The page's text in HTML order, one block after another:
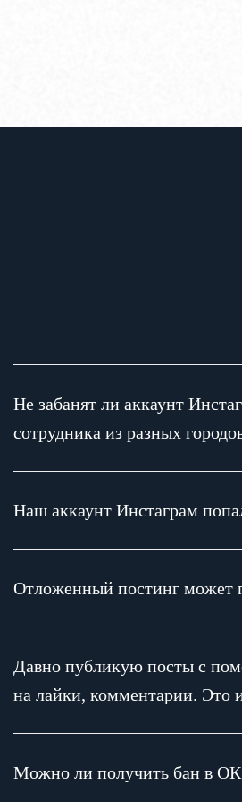
Не забанят ли аккаунт
сотрудника из разных
Наш аккаунт Инстаграм
Отложенный постинг может
Давно публикую посты с
на лайки, комментарии. Это
Можно ли получить бан в